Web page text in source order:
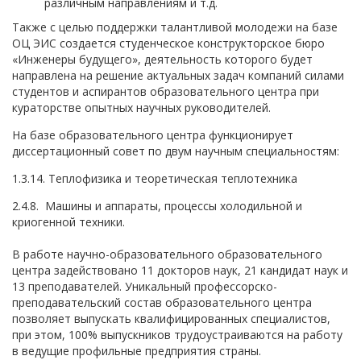
различным направлениям и т.д.
Также с целью поддержки талантливой молодежи на базе
ОЦ ЭИС создается студенческое конструкторское бюро
«Инженеры будущего», деятельность которого будет
направлена на решение актуальных задач компаний силами
студентов и аспирантов образовательного центра при
кураторстве опытных научных руководителей.
На базе образовательного центра функционирует
диссертационный совет по двум научным специальностям:
1.3.14. Теплофизика и теоретическая теплотехника
2.4.8. Машины и аппараты, процессы холодильной и
криогенной техники.
В работе научно-образовательного образовательного
центра задействовано 11 докторов наук, 21 кандидат наук и
13 преподавателей. Уникальный профессорско-
преподавательский состав образовательного центра
позволяет выпускать квалифицированных специалистов,
при этом, 100% выпускников трудоустраиваются на работу
в ведущие профильные предприятия страны.